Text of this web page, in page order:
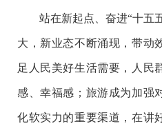
站在新起点、奋进“十五
大，新业态不断涌现，带动
足人民美好生活需要，人民
感、幸福感；旅游成为加强
化软实力的重要渠道，在讲